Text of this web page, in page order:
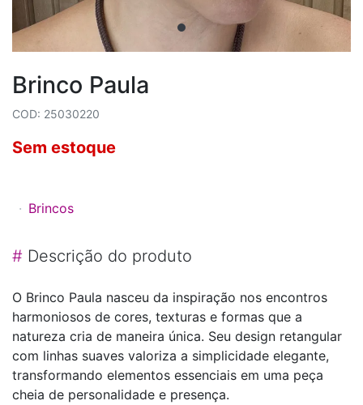
Brinco Paula
COD: 25030220
Sem estoque
Brincos
# Descrição do produto
O Brinco Paula nasceu da inspiração nos encontros
harmoniosos de cores, texturas e formas que a
natureza cria de maneira única. Seu design retangular
com linhas suaves valoriza a simplicidade elegante,
transformando elementos essenciais em uma peça
cheia de personalidade e presença.